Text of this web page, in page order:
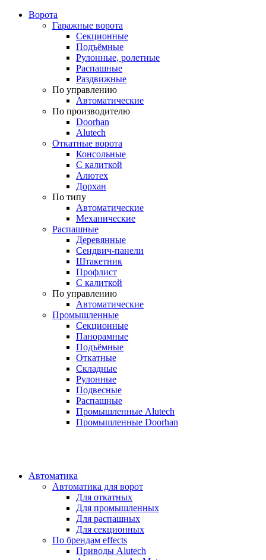
Ворота
Гаражные ворота
Секционные
Подъёмные
Рулонные, ролетные
Распашные
Раздвижные
По управлению
Автоматические
По производителю
Doorhan
Alutech
Откатные ворота
Консольные
С калиткой
Алютех
Дорхан
По типу
Автоматические
Механические
Распашные
Деревянные
Сендвич-панели
Штакетник
Профлист
С калиткой
По управлению
Автоматические
Промышленные
Секционные
Панорамные
Подъёмные
Откатные
Складные
Рулонные
Подвесные
Распашные
Промышленные Alutech
Промышленные Doorhan
Автоматика
Автоматика для ворот
Для откатных
Для промышленных
Для распашных
Для секционных
По брендам effects
Приводы Alutech